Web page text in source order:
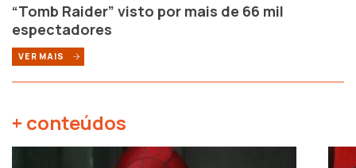
“Tomb Raider” visto por mais de 66 mil
espectadores
VER MAIS
+ conteúdos